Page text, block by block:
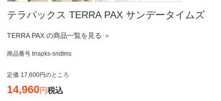
テラパックス TERRA PAX サンデータイムズ
TERRA PAX の商品一覧を見る ＞
商品番号 trrapks-sndtms
定価 17,600 のところ
14,960 税込